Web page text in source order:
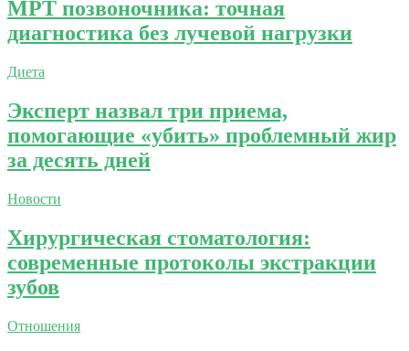
МРТ позвоночника: точная
диагностика без лучевой нагрузки
Диета
Эксперт назвал три приема,
помогающие «убить» проблемный жир
за десять дней
Новости
Хирургическая стоматология:
современные протоколы экстракции
зубов
Отношения